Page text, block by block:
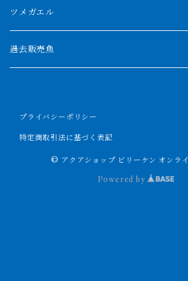
パルマス
ポーリー
セネガルス
ナイル川
ブリードポリプ
エンドリケリー
1800mm
2000mm以上
ツメガエル
過去販売魚
プライバシーポリシー
特定商取引法に基づく表記
© アクアショップ ビリーケン オンラ
Powered by